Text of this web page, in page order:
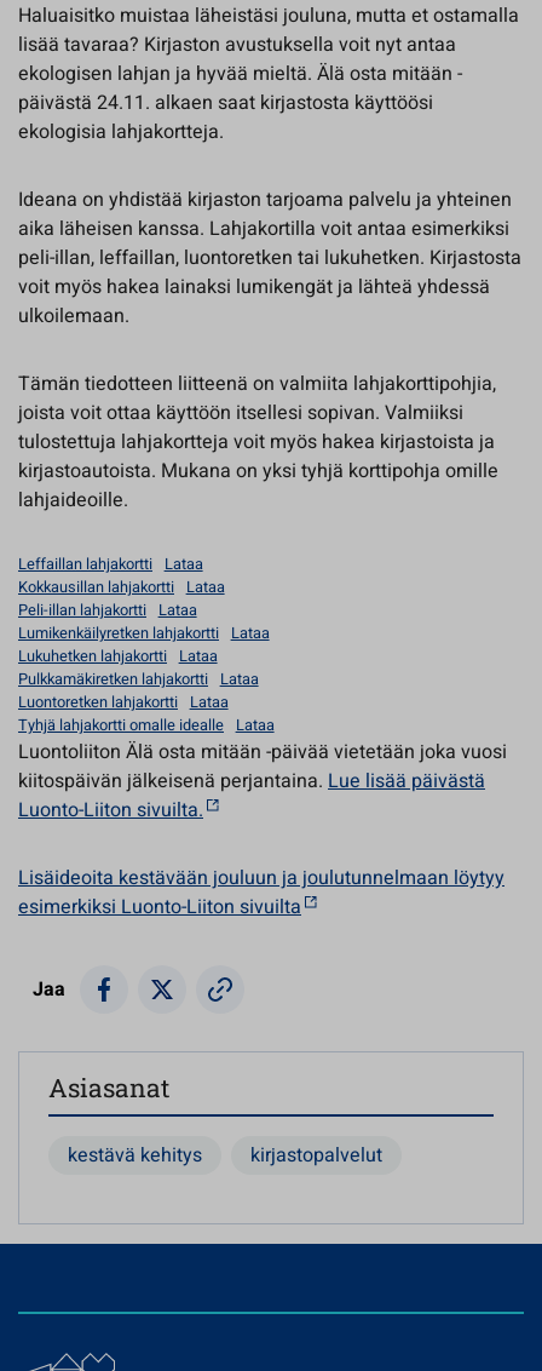
Haluaisitko muistaa läheistäsi jouluna, mutta et ostamalla
lisää tavaraa? Kirjaston avustuksella voit nyt antaa
ekologisen lahjan ja hyvää mieltä. Älä osta mitään -
päivästä 24.11. alkaen saat kirjastosta käyttöösi
ekologisia lahjakortteja.
Ideana on yhdistää kirjaston tarjoama palvelu ja yhteinen
aika läheisen kanssa. Lahjakortilla voit antaa esimerkiksi
peli-illan, leffaillan, luontoretken tai lukuhetken. Kirjastosta
voit myös hakea lainaksi lumikengät ja lähteä yhdessä
ulkoilemaan.
Tämän tiedotteen liitteenä on valmiita lahjakorttipohjia,
joista voit ottaa käyttöön itsellesi sopivan. Valmiiksi
tulostettuja lahjakortteja voit myös hakea kirjastoista ja
kirjastoautoista. Mukana on yksi tyhjä korttipohja omille
lahjaideoille.
Leffaillan lahjakortti
Lataa
Kokkausillan lahjakortti
Lataa
Peli-illan lahjakortti
Lataa
Lumikenkäilyretken lahjakortti
Lataa
Lukuhetken lahjakortti
Lataa
Pulkkamäkiretken lahjakortti
Lataa
Luontoretken lahjakortti
Lataa
Tyhjä lahjakortti omalle idealle
Lataa
Luontoliiton Älä osta mitään -päivää vietetään joka vuosi
kiitospäivän jälkeisenä perjantaina. Lue lisää päivästä
Luonto-Liiton sivuilta.
Lisäideoita kestävään jouluun ja joulutunnelmaan löytyy
esimerkiksi Luonto-Liiton sivuilta
Jaa
Asiasanat
kestävä kehitys kirjastopalvelut